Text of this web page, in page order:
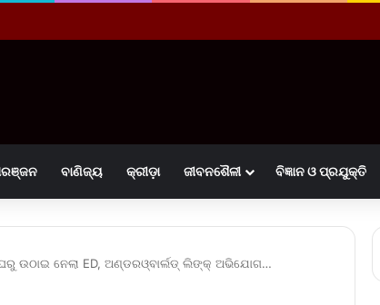
ବାଣିଜ୍ୟ କ୍ରୀଡ଼ା ଜୀବନଶୈଳୀ ବିଜ୍ଞାନ ଓ ପ୍ରଯୁକ୍ତି
ଉଠାଇ ନେଲା ED, ଅଣ୍ଡରଓ୍ବାର୍ଲଡ୍‌ ଲିଙ୍କ୍‌ ଅଭିଯୋଗ…